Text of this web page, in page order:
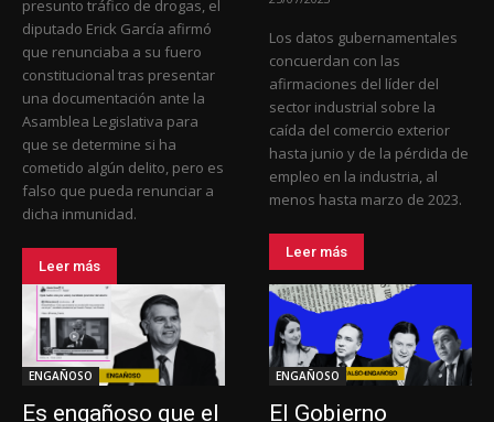
presunto tráfico de drogas, el
diputado Erick García afirmó
que renunciaba a su fuero
constitucional tras presentar
una documentación ante la
Asamblea Legislativa para
que se determine si ha
cometido algún delito, pero es
falso que pueda renunciar a
dicha inmunidad.
Leer más
Los datos gubernamentales
concuerdan con las
afirmaciones del líder del
sector industrial sobre la
caída del comercio exterior
hasta junio y de la pérdida de
empleo en la industria, al
menos hasta marzo de 2023.
Leer más
ENGAÑOSO
Es engañoso que el
ENGAÑOSO
El Gobierno